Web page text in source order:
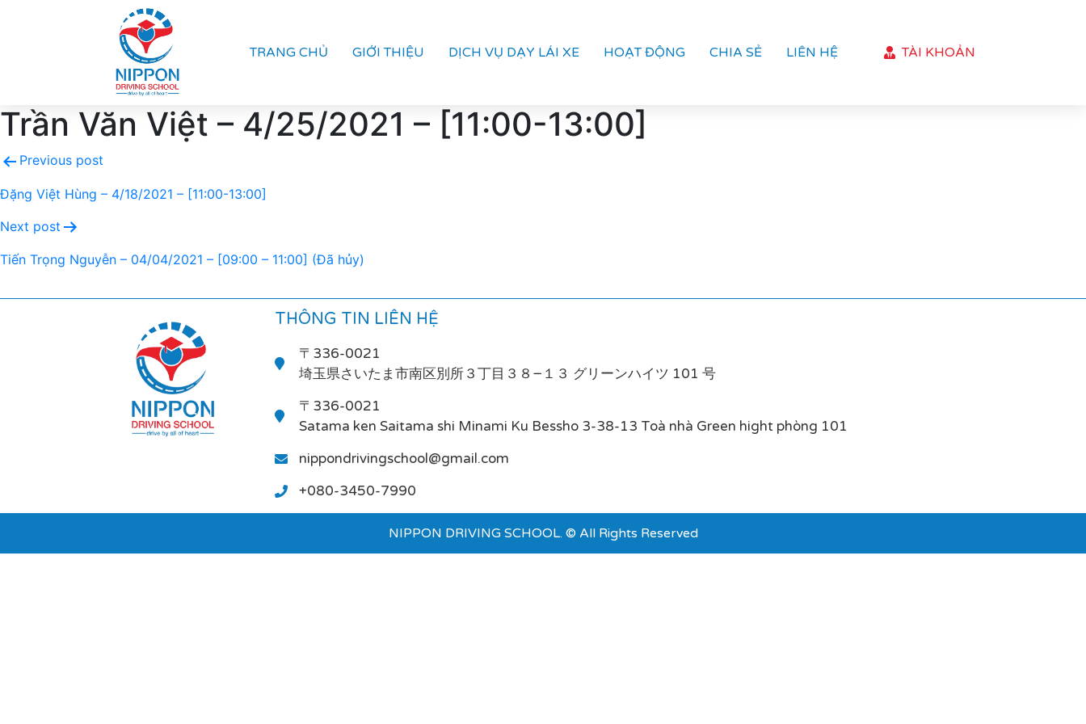
TRANG CHỦ GIỚI THIỆU DỊCH VỤ DẠY LÁI XE HOẠT ĐỘNG CHIA SẺ LIÊN HỆ TÀI KHOẢN
Trần Văn Việt – 4/25/2021 – [11:00-13:00]
Previous post
Đặng Việt Hùng – 4/18/2021 – [11:00-13:00]
Next post
Tiến Trọng Nguyễn – 04/04/2021 – [09:00 – 11:00] (Đã hủy)
THÔNG TIN LIÊN HỆ
〒336-0021
埼玉県さいたま市南区別所３丁目３８−１３ グリーンハイツ 101 号
〒336-0021
Satama ken Saitama shi Minami Ku Bessho 3-38-13 Toà nhà Green hight phòng 101
nippondrivingschool@gmail.com
+080-3450-7990
NIPPON DRIVING SCHOOL. © All Rights Reserved